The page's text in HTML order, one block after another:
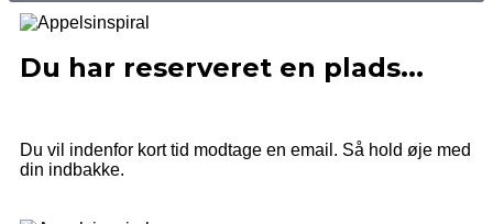
Du har reserveret en plads...
Du vil indenfor kort tid modtage en email. Så hold øje med
din indbakke.